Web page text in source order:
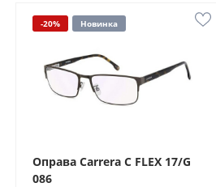
-20% Новинка
Оправа Carrera C FLEX 17/G
086